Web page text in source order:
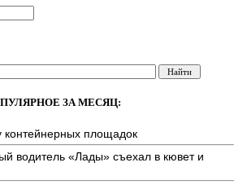
ЗА МЕСЯЦ:
контейнерных площадок
водитель «Лады» съехал в кювет и